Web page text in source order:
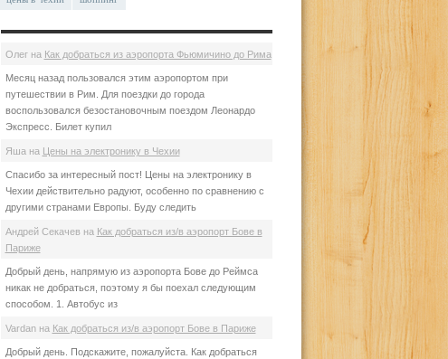
Олегна Как добраться из аэропорта Фьюмичино до Рима
Месяц назад пользовался этим аэропортом при
путешествии в Рим. Для поездки до города
воспользовался безостановочным поездом Леонардо
Экспресс. Билет купил
Яша на Цены на электронику в Чехии
Спасибо за интересный пост! Цены на электронику в
Чехии действительно радуют, особенно по сравнению с
другими странами Европы. Буду следить
Андрей Секачев на Как добраться из/в аэропорт Бове в
Париже
Добрый день, напрямую из аэропорта Бове до Реймса
никак не добраться, поэтому я бы поехал следующим
способом. 1. Автобус из
Vardanна Как добраться из/в аэропорт Бове в Париже
Добрый день. Подскажите, пожалуйста. Как добраться